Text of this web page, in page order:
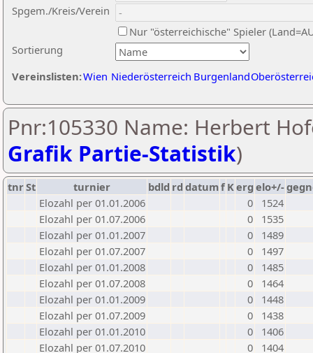
Sortierung
Spgem./Kreis/Verein
Nur "österreichische" Spieler
Vereinslisten:Wien Niederösterreich Burgenland
Pnr:105330 Name: Herbert
Grafik Partie-Statistik)
tnrSt turnier bdld rd datumf Kerg elo+/-
Elozahl per 01.01.2006
0
1524
Elozahl per 01.07.2006
0
1535
Elozahl per 01.01.2007
0
1489
Elozahl per 01.07.2007
0
1497
Elozahl per 01.01.2008
0
1485
Elozahl per 01.07.2008
0
1464
Elozahl per 01.01.2009
0
1448
Elozahl per 01.07.2009
0
1438
Elozahl per 01.01.2010
0
1406
Elozahl per 01.07.2010
0
1404